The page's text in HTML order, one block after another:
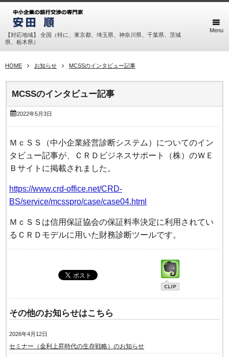
【対応地域】 全国（特に、東京都、埼玉県、神奈川県、千葉県、茨城
県、栃木県）
Menu
HOME お知らせ MCSSのインタビュー記事
MCSSのインタビュー記事
2022年5月3日
ＭｃＳＳ（中小企業経営診断システム）についてのイン
タビュー記事が、ＣＲＤビジネスサポート（株）のＷＥ
Ｂサイトに掲載されました。
https://www.crd-office.net/CRD-
BS/service/mcsspro/case/case04.html
ＭｃＳＳは信用保証協会の保証料率決定に利用されてい
るＣＲＤモデルに用いた財務診断ツールです。
その他のお知らせはこちら
2026年4月12日
セミナー（金利上昇時代の生存戦略）のお知らせ